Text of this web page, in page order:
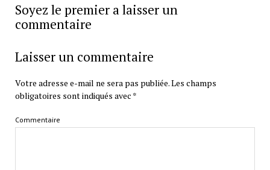
Soyez le premier a laisser un
commentaire
Laisser un commentaire
Votre adresse e-mail ne sera pas publiée.Les champs
obligatoires sont indiqués avec *
Commentaire